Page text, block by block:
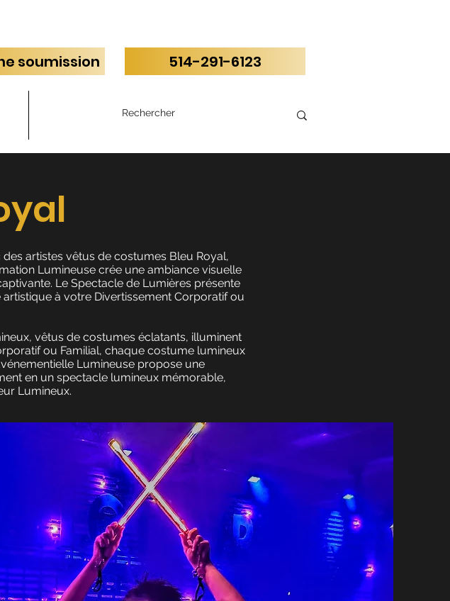
soumission 514-291-6123
artistes vêtus de costumes Bleu Royal,
Lumineuse crée une ambiance visuelle
Le Spectacle de Lumières présente
à votre Divertissement Corporatif ou
vêtus de costumes éclatants, illuminent
ou Familial, chaque costume lumineux
Lumineuse propose une
en un spectacle lumineux mémorable,
Lumineux.